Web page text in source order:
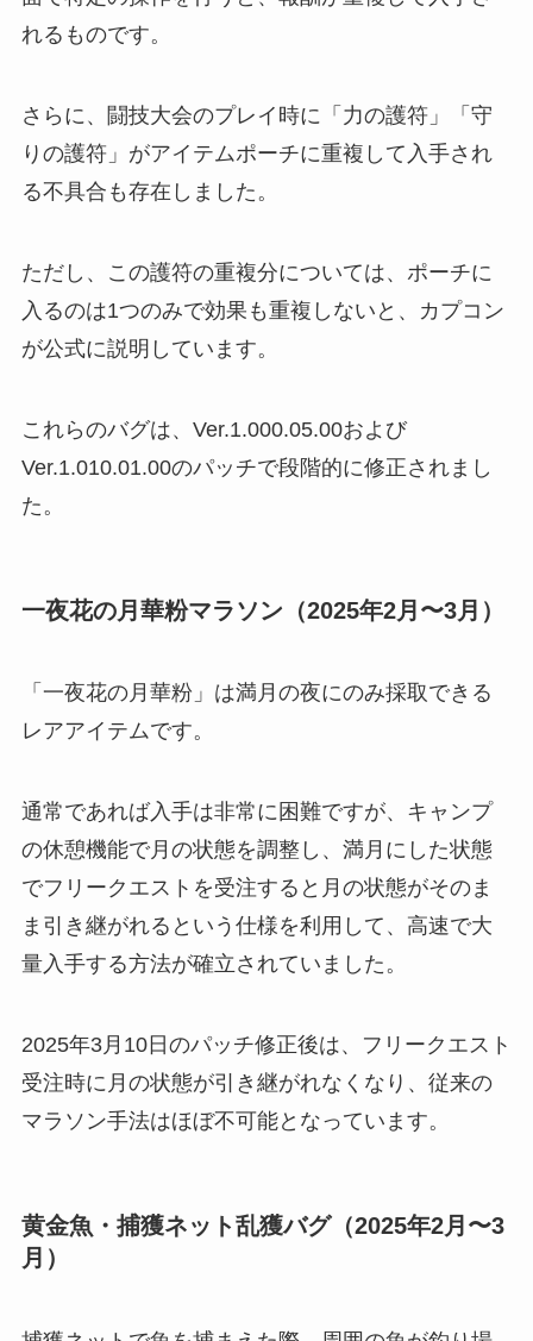
れるものです。
さらに、闘技大会のプレイ時に「力の護符」「守
りの護符」がアイテムポーチに重複して入手され
る不具合も存在しました。
ただし、この護符の重複分については、ポーチに
入るのは1つのみで効果も重複しないと、カプコン
が公式に説明しています。
これらのバグは、Ver.1.000.05.00および
Ver.1.010.01.00のパッチで段階的に修正されまし
た。
一夜花の月華粉マラソン（2025年2月〜3月）
「一夜花の月華粉」は満月の夜にのみ採取できる
レアアイテムです。
通常であれば入手は非常に困難ですが、キャンプ
の休憩機能で月の状態を調整し、満月にした状態
でフリークエストを受注すると月の状態がそのま
ま引き継がれるという仕様を利用して、高速で大
量入手する方法が確立されていました。
2025年3月10日のパッチ修正後は、フリークエスト
受注時に月の状態が引き継がれなくなり、従来の
マラソン手法はほぼ不可能となっています。
黄金魚・捕獲ネット乱獲バグ（2025年2月〜3
月）